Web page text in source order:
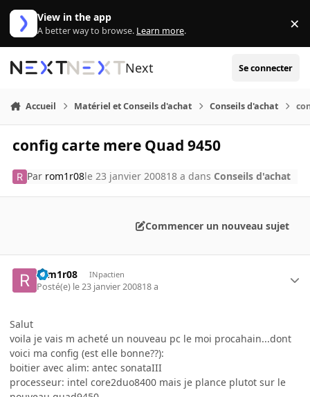
Aller au contenu
View in the app
A better way to browse. Learn more. ×
Next Se connecter
Accueil Matériel et Conseils d'achat Conseils d'achat
config carte mere Quad 9450
Par rom1r08le 23 janvier 200818 a dans Conseils d'achat
Commencer un nouveau sujet
rom1r08 INpactien
Posté(e) le 23 janvier 200818 a
Salut
voila je vais m acheté un nouveau pc le moi procahain...dont
voici ma config (est elle bonne??):
boitier avec alim: antec sonataIII
processeur: intel core2duo8400 mais je plance plutot sur le